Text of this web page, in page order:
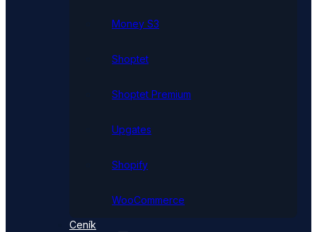
Money S3
Shoptet
Shoptet Premium
Upgates
Shopify
WooCommerce
Ceník